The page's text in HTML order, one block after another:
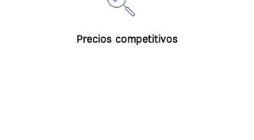
Precios competitivos